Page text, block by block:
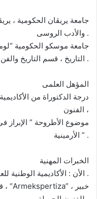
والأدب الروسى .
التاريخ ، قسم التاريخ والفن .
المؤهل العلمى
الفنون ،
موضوع الأطروحة ” الإبراز
الأرمينية ” .
الخبرات المهنية
1973- الأن : الأكاديمية الوطنية للعلوم – معهد الفنون ، باحث أول .